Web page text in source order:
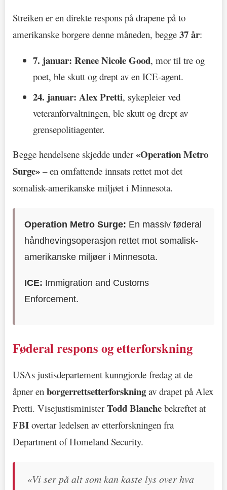
Streiken er en direkte respons på drapene på to
amerikanske borgere denne måneden, begge 37 år:
7. januar: Renee Nicole Good, mor til tre og
poet, ble skutt og drept av en ICE-agent.
24. januar: Alex Pretti, sykepleier ved
veteranforvaltningen, ble skutt og drept av
grensepolitiagenter.
Begge hendelsene skjedde under«Operation Metro
Surge» – en omfattende innsats rettet mot det
somalisk-amerikanske miljøet i Minnesota.
Operation Metro Surge: En massiv føderal
håndhevingsoperasjon rettet mot somalisk-
amerikanske miljøer i Minnesota.
ICE: Immigration and Customs
Enforcement.
Føderal respons og etterforskning
USAs justisdepartement kunngjorde fredag at de
åpner en borgerrettsetterforskning av drapet på Alex
Pretti. VisejustisministerTodd Blanche bekreftet at
FBI overtar ledelsen av etterforskningen fra
Department of Homeland Security.
«Vi ser på alt som kan kaste lys over hva